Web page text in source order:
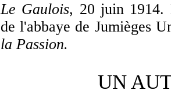
Le Gaulois, 20 juin 1914.
de l'abbaye de Jumièges
la Passion.
UN